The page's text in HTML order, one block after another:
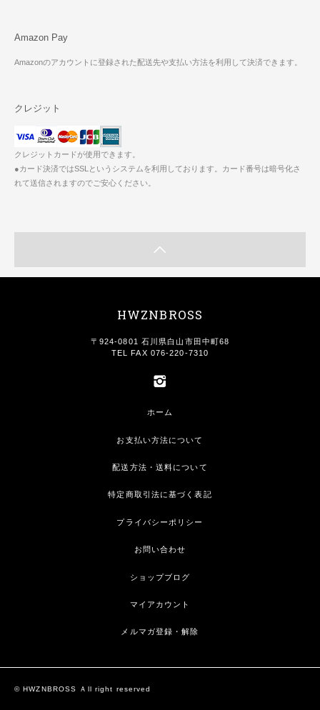
Amazon Pay
Amazonのアカウントに登録された配送先や支払い方法を利用して決済できます。
クレジット
クレジットカードが使用できます。
●カード決済ではSSLというシステムを利用しております。カード番号は暗号化さ
れて送信されますのでご安心ください。
HWZNBROSS
〒924-0801 石川県白山市田中町68
TEL FAX 076-220-7310
ホーム
お支払い方法について
配送方法・送料について
特定商取引法に基づく表記
プライバシーポリシー
お問い合わせ
ショップブログ
マイアカウント
メルマガ登録・解除
© HWZNBROSS Ａll right reserved